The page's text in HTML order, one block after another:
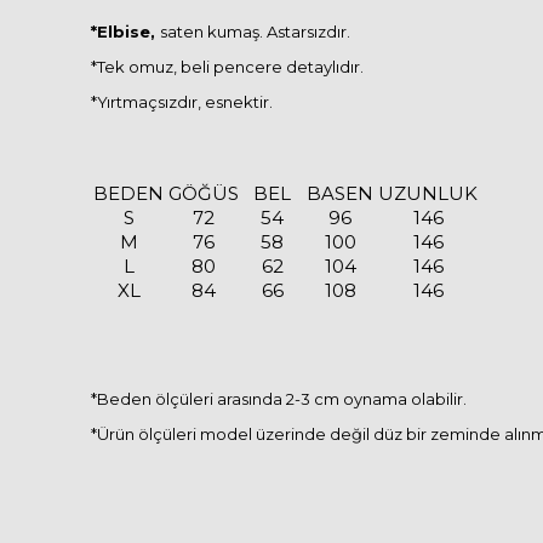
*Elbise, saten kumaş. Astarsızdır.
*Tek omuz, beli pencere detaylıdır.
*Yırtmaçsızdır, esnektir.
BEDEN GÖĞÜS BEL BASEN UZUNLUK
S
72 54 96
146
M
76 58 100
146
L
80 62 104
146
XL
84 66 108 146
*Beden ölçüleri arasında 2-3 cm oynama olabilir.
*Ürün ölçüleri model üzerinde değil düz bir zeminde